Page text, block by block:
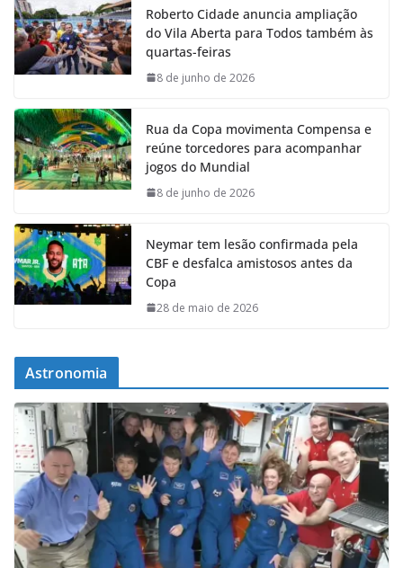
Roberto Cidade anuncia ampliação
do Vila Aberta para Todos também às
quartas-feiras
8 de junho de 2026
Rua da Copa movimenta Compensa e
reúne torcedores para acompanhar
jogos do Mundial
8 de junho de 2026
Neymar tem lesão confirmada pela
CBF e desfalca amistosos antes da
Copa
28 de maio de 2026
Astronomia